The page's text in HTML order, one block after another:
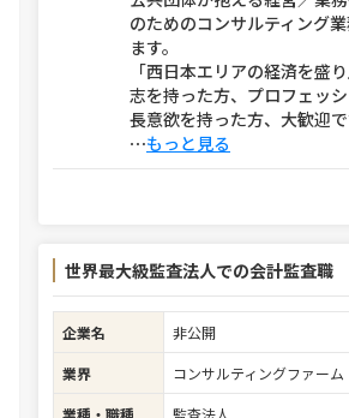
のためのコンサルティング
ます。
「西日本エリアの経済を盛
志を持った方、プロフェッ
長意欲を持った方、大歓迎で
⋯もっと見る
世界最大級監査法人での会計監査職
企業名
非公開
業界
コンサルティングファーム
業種・職種
監査法人